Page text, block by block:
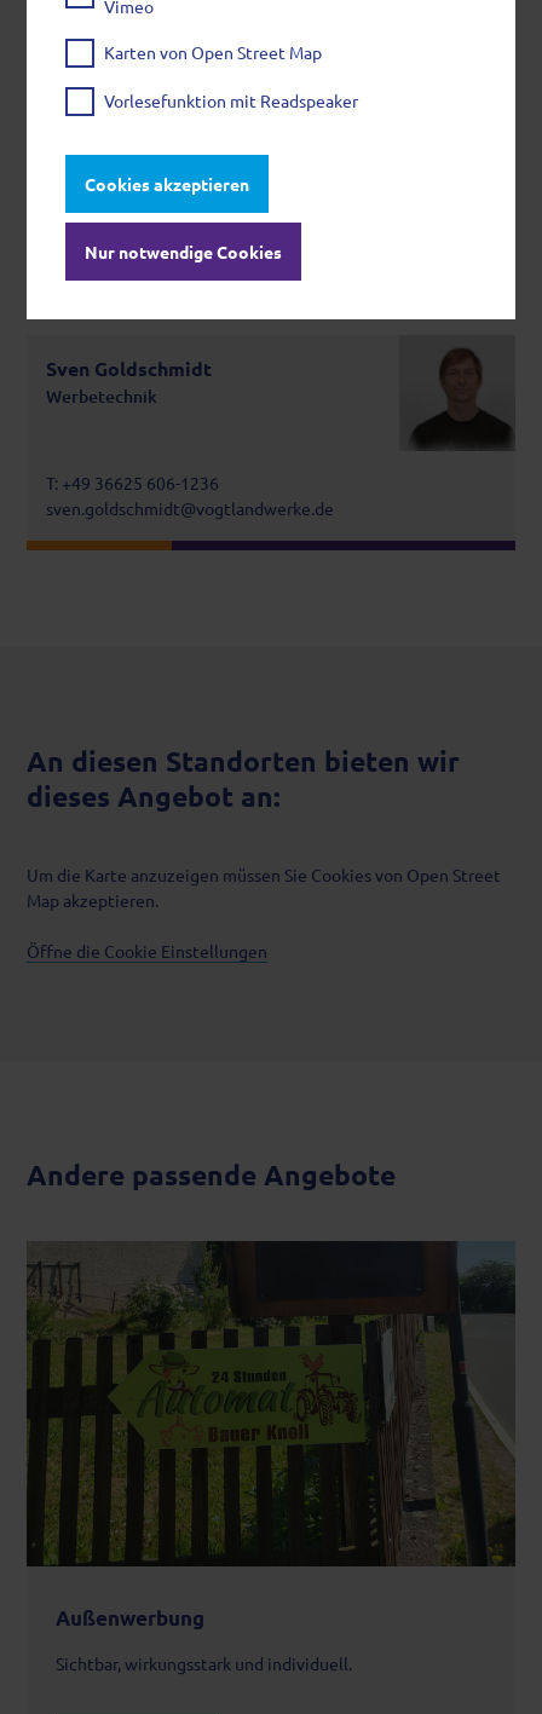
Für Sie erreichbar
Sandra Vorwieger
T: +49 36625 606-1235
sandra.vorwieger@vogtlandwerke.de
Sven Goldschmidt
Werbetechnik
T: +49 36625 606-1236
sven.goldschmidt@vogtlandwerke.de
An diesen Standorten bieten wir
dieses Angebot an:
Um die Karte anzuzeigen müssen Sie Cookies von Open Street
Map akzeptieren.
Öffne die Cookie Einstellungen
Andere passende Angebote
Außenwerbung
Sichtbar, wirkungsstark und individuell.
Vimeo
Karten von Open Street Map
Vorlesefunktion mit Readspeaker
Cookies akzeptieren
Nur notwendige Cookies